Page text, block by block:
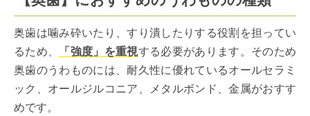
奥歯は噛み砕いたり、すり潰したりする役割を担ってい
るため、
「強度」を重視する必要があります。そのため
奥歯のうわものには、耐久性に優れているオールセラミ
ック、オールジルコニア、メタルボンド、金属がおすす
めです。